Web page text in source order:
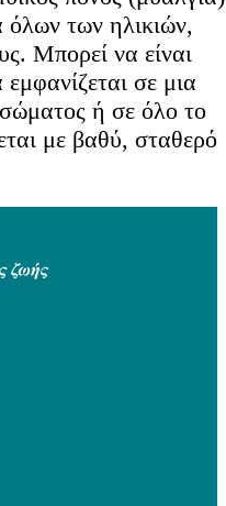
όλων των ηλικιών,
Μπορεί να είναι
σε μια
ή σε όλο το
με βαθύ, σταθερό